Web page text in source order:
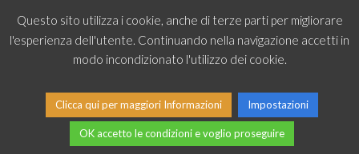
Piccole news dal mondo IT
Questo sito utilizza i cookie, anche di terze parti per migliorare
l'esperienza dell'utente. Continuando nella navigazione accetti in
modo incondizionato l'utilizzo dei cookie.
Clicca qui per maggiori Informazioni Impostazioni
OK accetto le condizioni e voglio proseguire